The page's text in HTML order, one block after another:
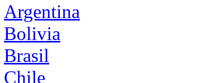
Argentina
Bolivia
Brasil
Chile